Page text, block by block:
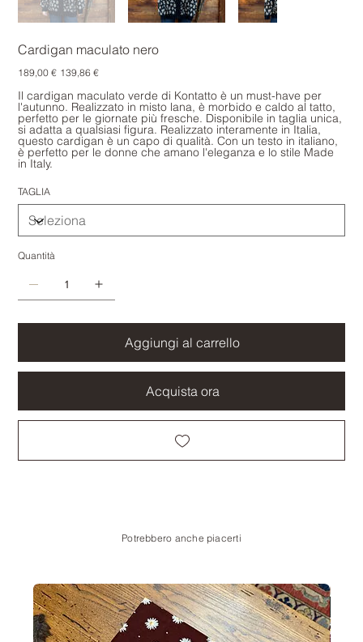
Cardigan maculato nero
Prezzo
originale
189,00 € Prezzo
scontato
139,86 €
Il cardigan maculato verde di Kontatto è un must-have per
l'autunno. Realizzato in misto lana, è morbido e caldo al tatto,
perfetto per le giornate più fresche. Disponibile in taglia unica,
si adatta a qualsiasi figura. Realizzato interamente in Italia,
questo cardigan è un capo di qualità. Con un testo in italiano,
è perfetto per le donne che amano l'eleganza e lo stile Made
in Italy.
TAGLIA
Quantità
Aggiungi al carrello
Acquista ora
Potrebbero anche piacerti